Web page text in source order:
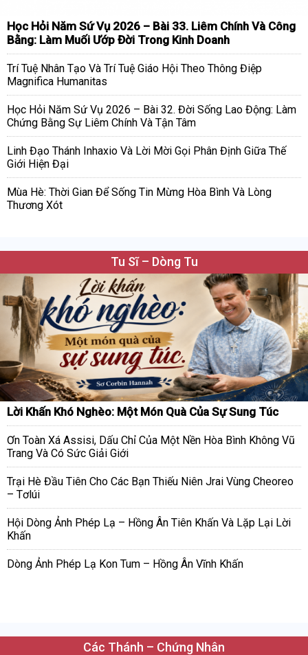
Học Hỏi Năm Sứ Vụ 2026 – Bài 33. Liêm Chính Và Công
Bằng: Làm Muối Ướp Đời Trong Kinh Doanh
Trí Tuệ Nhân Tạo Và Trí Tuệ Giáo Hội Theo Thông Điệp
Magnifica Humanitas
Học Hỏi Năm Sứ Vụ 2026 – Bài 32. Đời Sống Lao Động: Làm
Chứng Bằng Sự Liêm Chính Và Tận Tâm
Linh Đạo Thánh Inhaxio Và Lời Mời Gọi Phân Định Giữa Thế
Giới Hiện Đại
Mùa Hè: Thời Gian Để Sống Tin Mừng Hòa Bình Và Lòng
Thương Xót
Tu Sĩ – Dòng Tu
Lời Khấn Khó Nghèo: Một Món Quà Của Sự Sung Túc
Ơn Toàn Xá Assisi, Dấu Chỉ Của Một Nền Hòa Bình Không Vũ
Trang Và Có Sức Giải Giới
Trại Hè Đầu Tiên Cho Các Bạn Thiếu Niên Jrai Vùng Cheoreo
– Tơlúi
Hội Dòng Ảnh Phép Lạ – Hồng Ân Tiên Khấn Và Lặp Lại Lời
Khấn
Dòng Ảnh Phép Lạ Kon Tum – Hồng Ân Vĩnh Khấn
Các Thánh – Chứng Nhân